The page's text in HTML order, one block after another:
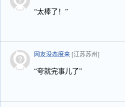
“太棒了！”
网友没态度来 [江苏苏州]
“夸就完事儿了”